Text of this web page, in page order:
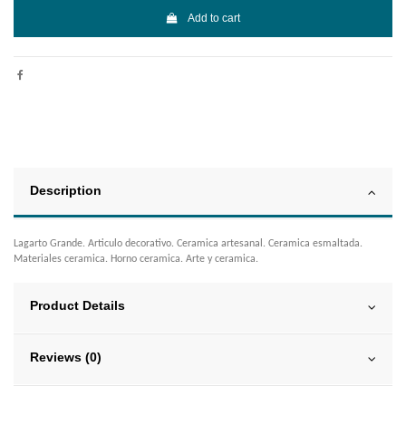
Add to cart
Description
Lagarto Grande. Articulo decorativo. Ceramica artesanal. Ceramica esmaltada.
Materiales ceramica. Horno ceramica. Arte y ceramica.
Product Details
Reviews (0)